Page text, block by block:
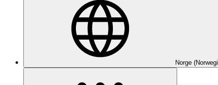
Norge